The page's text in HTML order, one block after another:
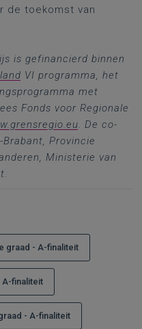
de toekomst van
is gefinancierd binnen
VI programma, het
met
Fonds voor Regionale
. De co-
Provincie
Ministerie van
graad - A-finaliteit
A-finaliteit
- A-finaliteit